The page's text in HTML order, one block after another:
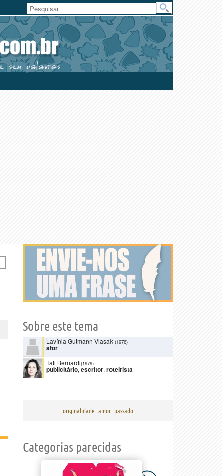
Área
do
Usuário
Sobre este tema
Lavínia Gutmann Vlasak (1976)
ator
Tati Bernardi(1979)
publicitário, escritor, roteirista
originalidade amor passado
Categorias parecidas